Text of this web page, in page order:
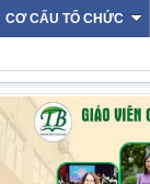
CƠ CẤU TỔ CHỨC